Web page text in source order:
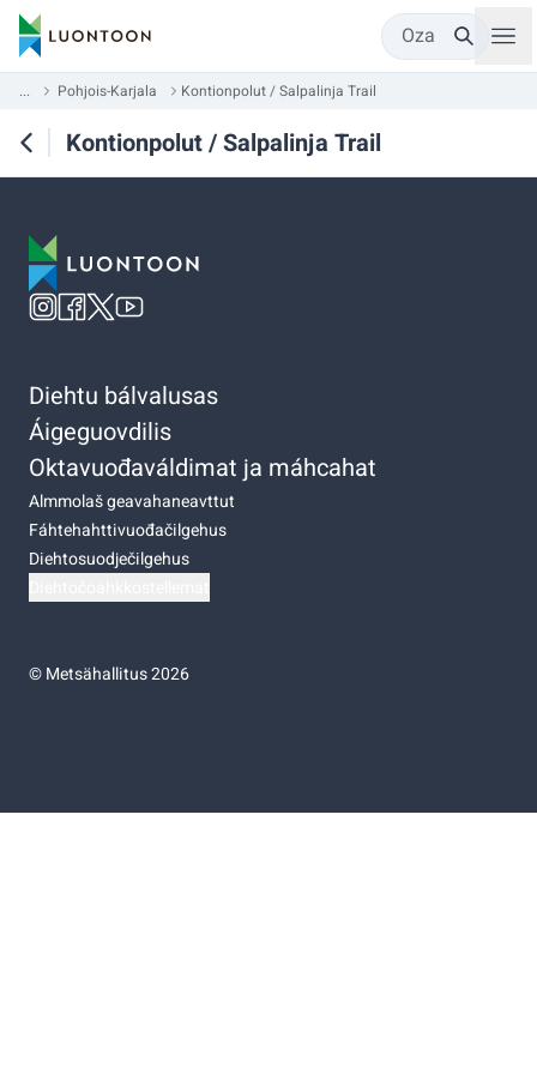
Oza
... Pohjois-Karjala Kontionpolut / Salpalinja Trail
Kontionpolut / Salpalinja Trail
Diehtu bálvalusas
Áigeguovdilis
Oktavuođaváldimat ja máhcahat
Almmolaš geavahaneavttut
Fáhtehahttivuođačilgehus
Diehtosuodječilgehus
©Metsähallitus 2026